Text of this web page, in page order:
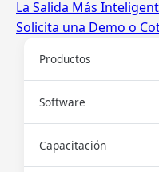
La Salida Más
Solicita una Demo o
Productos
Software
Capacitación